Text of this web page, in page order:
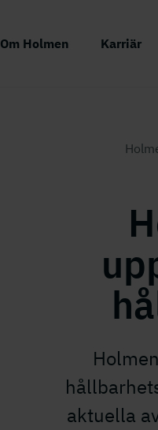
Om Holmen Karriär
aktuella